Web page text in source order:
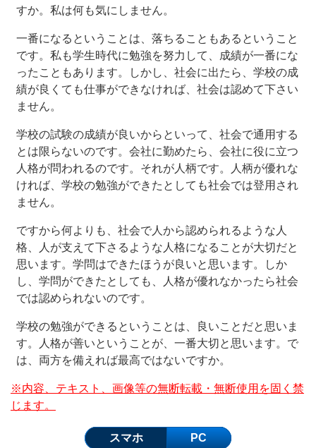
すか。私は何も気にしません。
一番になるということは、落ちることもあるということ
です。私も学生時代に勉強を努力して、成績が一番にな
ったこともあります。しかし、社会に出たら、学校の成
績が良くても仕事ができなければ、社会は認めて下さい
ません。
学校の試験の成績が良いからといって、社会で通用する
とは限らないのです。会社に勤めたら、会社に役に立つ
人格が問われるのです。それが人柄です。人柄が優れな
ければ、学校の勉強ができたとしても社会では登用され
ません。
ですから何よりも、社会で人から認められるような人
格、人が支えて下さるような人格になることが大切だと
思います。学問はできたほうが良いと思います。しか
し、学問ができたとしても、人格が優れなかったら社会
では認められないのです。
学校の勉強ができるということは、良いことだと思いま
す。人格が善いということが、一番大切と思います。で
は、両方を備えれば最高ではないですか。
※内容、テキスト、画像等の無断転載・無断使用を固く禁
じます。
スマホ PC